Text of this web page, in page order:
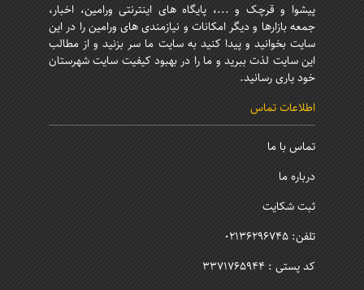
پیشوا و قرچک و ...، پایگاه های اینترنتی ورامین، اخبار،
جمعه بازارها و دیگر امکانات و نیازمندی های ورامین را در این
سایت بخوانید و پیدا کنید به سایت ما سر بزنید و از مطالب
این سایت لذت ببرید و ما را در بهبود کیفیت سایت شهرستان
خود یاری رسانید.
اطلاعات تماس
تماس با ما
درباره ما
ثبت شکایت
تلفن: 02136296745
کد پستی : 3371765944